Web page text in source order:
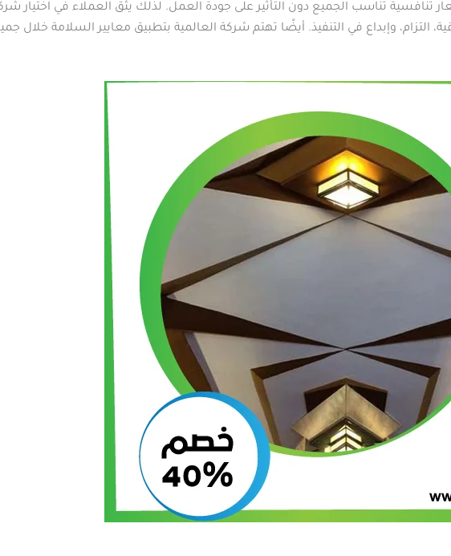
تنافسية تناسب الجميع دون التأثير على جودة العمل. لذلك يثق العملاء في اختيار
التزام، وإبداع في التنفيذ. أيضًا تهتم شركة العالمية بتطبيق معايير السلامة خلال